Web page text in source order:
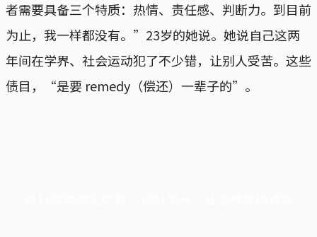
者需要具备三个特质：热情、责任感、判断力。到目前
为止，我一样都没有。”23岁的她说。她说自己这两
年间在学界、社会运动犯了不少错，让别人受苦。这些
债目，“是要 remedy（偿还）一辈子的”。